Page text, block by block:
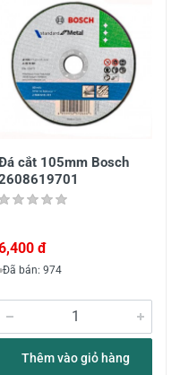
cắt 105mm Bosch
đ
Đã bán: 974
Thêm vào giỏ hàng